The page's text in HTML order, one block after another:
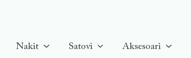
Nakit Satovi Aksesoari